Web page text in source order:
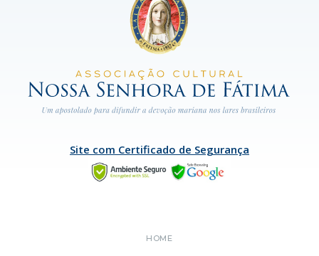
Site com Certificado de Segurança
HOME